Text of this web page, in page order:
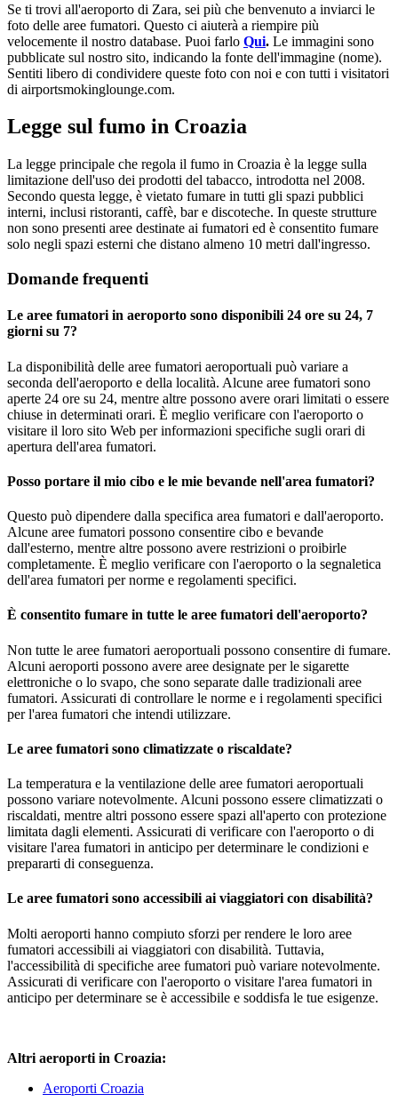
Se ti trovi all'aeroporto di Zara, sei più che benvenuto a inviarci le
foto delle aree fumatori. Questo ci aiuterà a riempire più
velocemente il nostro database. Puoi farlo Qui. Le immagini sono
pubblicate sul nostro sito, indicando la fonte dell'immagine (nome).
Sentiti libero di condividere queste foto con noi e con tutti i visitatori
di airportsmokinglounge.com.
Legge sul fumo in Croazia
La legge principale che regola il fumo in Croazia è la legge sulla
limitazione dell'uso dei prodotti del tabacco, introdotta nel 2008.
Secondo questa legge, è vietato fumare in tutti gli spazi pubblici
interni, inclusi ristoranti, caffè, bar e discoteche. In queste strutture
non sono presenti aree destinate ai fumatori ed è consentito fumare
solo negli spazi esterni che distano almeno 10 metri dall'ingresso.
Domande frequenti
Le aree fumatori in aeroporto sono disponibili 24 ore su 24, 7
giorni su 7?
La disponibilità delle aree fumatori aeroportuali può variare a
seconda dell'aeroporto e della località. Alcune aree fumatori sono
aperte 24 ore su 24, mentre altre possono avere orari limitati o essere
chiuse in determinati orari. È meglio verificare con l'aeroporto o
visitare il loro sito Web per informazioni specifiche sugli orari di
apertura dell'area fumatori.
Posso portare il mio cibo e le mie bevande nell'area fumatori?
Questo può dipendere dalla specifica area fumatori e dall'aeroporto.
Alcune aree fumatori possono consentire cibo e bevande
dall'esterno, mentre altre possono avere restrizioni o proibirle
completamente. È meglio verificare con l'aeroporto o la segnaletica
dell'area fumatori per norme e regolamenti specifici.
È consentito fumare in tutte le aree fumatori dell'aeroporto?
Non tutte le aree fumatori aeroportuali possono consentire di fumare.
Alcuni aeroporti possono avere aree designate per le sigarette
elettroniche o lo svapo, che sono separate dalle tradizionali aree
fumatori. Assicurati di controllare le norme e i regolamenti specifici
per l'area fumatori che intendi utilizzare.
Le aree fumatori sono climatizzate o riscaldate?
La temperatura e la ventilazione delle aree fumatori aeroportuali
possono variare notevolmente. Alcuni possono essere climatizzati o
riscaldati, mentre altri possono essere spazi all'aperto con protezione
limitata dagli elementi. Assicurati di verificare con l'aeroporto o di
visitare l'area fumatori in anticipo per determinare le condizioni e
prepararti di conseguenza.
Le aree fumatori sono accessibili ai viaggiatori con disabilità?
Molti aeroporti hanno compiuto sforzi per rendere le loro aree
fumatori accessibili ai viaggiatori con disabilità. Tuttavia,
l'accessibilità di specifiche aree fumatori può variare notevolmente.
Assicurati di verificare con l'aeroporto o visitare l'area fumatori in
anticipo per determinare se è accessibile e soddisfa le tue esigenze.
Altri aeroporti in Croazia:
Aeroporti Croazia